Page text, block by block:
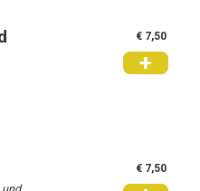
€ 7,50
+
€ 7,50